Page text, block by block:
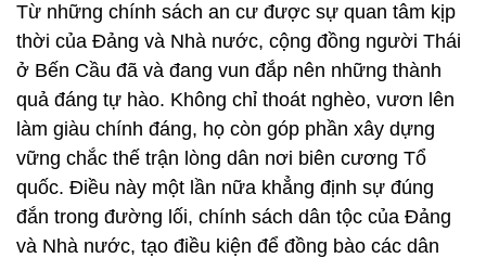
Từ những chính sách an cư được sự quan tâm kịp
thời của Đảng và Nhà nước, cộng đồng người Thái
ở Bến Cầu đã và đang vun đắp nên những thành
quả đáng tự hào. Không chỉ thoát nghèo, vươn lên
làm giàu chính đáng, họ còn góp phần xây dựng
vững chắc thế trận lòng dân nơi biên cương Tổ
quốc. Điều này một lần nữa khẳng định sự đúng
đắn trong đường lối, chính sách dân tộc của Đảng
và Nhà nước, tạo điều kiện để đồng bào các dân